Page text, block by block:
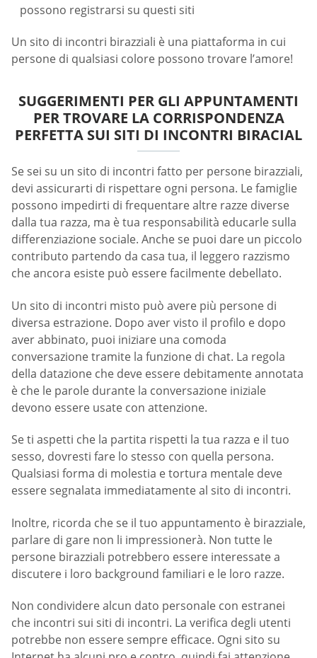
possono registrarsi su questi siti
Un sito di incontri birazziali è una piattaforma in cui
persone di qualsiasi colore possono trovare l’amore!
SUGGERIMENTI PER GLI APPUNTAMENTI
PER TROVARE LA CORRISPONDENZA
PERFETTA SUI SITI DI INCONTRI BIRACIAL
Se sei su un sito di incontri fatto per persone birazziali,
devi assicurarti di rispettare ogni persona. Le famiglie
possono impedirti di frequentare altre razze diverse
dalla tua razza, ma è tua responsabilità educarle sulla
differenziazione sociale. Anche se puoi dare un piccolo
contributo partendo da casa tua, il leggero razzismo
che ancora esiste può essere facilmente debellato.
Un sito di incontri misto può avere più persone di
diversa estrazione. Dopo aver visto il profilo e dopo
aver abbinato, puoi iniziare una comoda
conversazione tramite la funzione di chat. La regola
della datazione che deve essere debitamente annotata
è che le parole durante la conversazione iniziale
devono essere usate con attenzione.
Se ti aspetti che la partita rispetti la tua razza e il tuo
sesso, dovresti fare lo stesso con quella persona.
Qualsiasi forma di molestia e tortura mentale deve
essere segnalata immediatamente al sito di incontri.
Inoltre, ricorda che se il tuo appuntamento è birazziale,
parlare di gare non li impressionerà. Non tutte le
persone birazziali potrebbero essere interessate a
discutere i loro background familiari e le loro razze.
Non condividere alcun dato personale con estranei
che incontri sui siti di incontri. La verifica degli utenti
potrebbe non essere sempre efficace. Ogni sito su